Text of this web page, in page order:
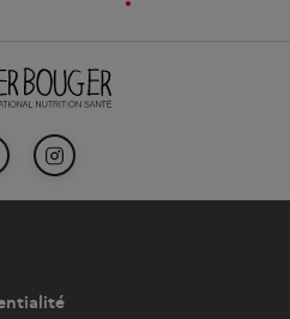
FACEBOOKINSTAGRAM